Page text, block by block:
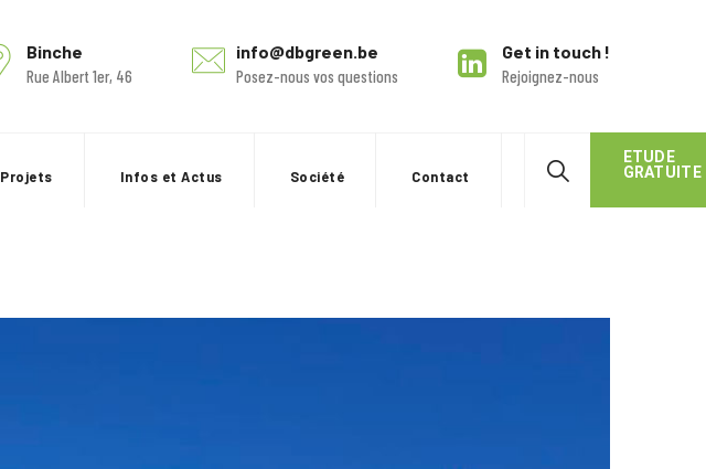
Binche
Rue Albert 1er, 46
info@dbgreen.be
Posez-nous vos questions
Get in touch !
Rejoignez-nous
Projets Infos et Actus Société Contact
ETUDE
GRATUITE